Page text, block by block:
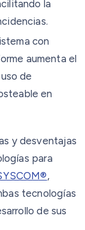
la
con
aumenta el
de
en
y desventajas
para
,
tecnologías
de sus